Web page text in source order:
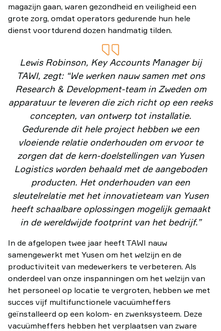
magazijn gaan, waren gezondheid en veiligheid een
grote zorg, omdat operators gedurende hun hele
dienst voortdurend dozen handmatig tilden.
Lewis Robinson, Key Accounts Manager bij
TAWI, zegt: “We werken nauw samen met ons
Research & Development-team in Zweden om
apparatuur te leveren die zich richt op een reeks
concepten, van ontwerp tot installatie.
Gedurende dit hele project hebben we een
vloeiende relatie onderhouden om ervoor te
zorgen dat de kern-doelstellingen van Yusen
Logistics worden behaald met de aangeboden
producten. Het onderhouden van een
sleutelrelatie met het innovatieteam van Yusen
heeft schaalbare oplossingen mogelijk gemaakt
in de wereldwijde footprint van het bedrijf.”
In de afgelopen twee jaar heeft TAWI nauw
samengewerkt met Yusen om het welzijn en de
productiviteit van medewerkers te verbeteren. Als
onderdeel van onze inspanningen om het welzijn van
het personeel op locatie te vergroten, hebben we met
succes vijf multifunctionele vacuümheffers
geïnstalleerd op een kolom- en zwenksysteem. Deze
vacuümheffers hebben het verplaatsen van zware